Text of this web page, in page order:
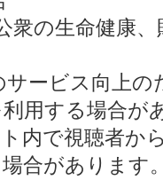
衆の生命健康
ービス向上
用する場合が
内で視聴者か
合があります